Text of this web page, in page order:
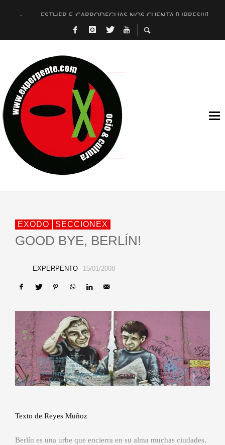
ESTHER F. CARRODEGUAS NOS CUENTA [LIBRES!!!]
[TERRA DE GUAPES] DE SANDRA MONFORT
TIMBRE 4, LA ESCUELA DEL DIRECTOR TEATRAL CLAUDIO
30 AÑOS (NO ES NADA) DE LA KATARSIS DEL TOMATAZO
MILITARES JUDÍAS EN #EXVITA
D’BALDOMEROS REINVENTAN [BITÁCORA 3.0] EN EXVITA
MARSHALL FLASH PRESENTA EN EXVITA [RELATIVA
JOFRE BARDAGÍ EN EXVITA INTERPRETANDO A SERRAT
EXODO SECCIONEX
GOOD BYE, BERLÍN!
EXPERPENTO 15/01/2008
Texto de Reyes Muñoz
Berlín es una urbe que encierra en su alma muchas ciudades,